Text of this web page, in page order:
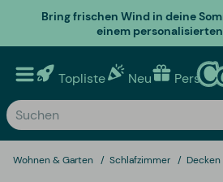
Bring frischen Wind in deine
einem
Topliste Neu
Wohnen & Garten Schlafzimmer Decken